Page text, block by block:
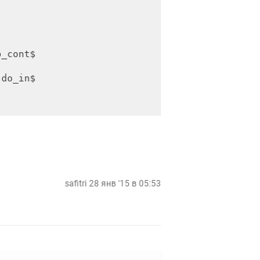
do_in$
safitri 28 янв '15 в 05:53